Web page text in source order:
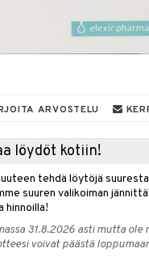
ARVOSTELU
löydöt kotiin!
tehdä löytöjä
suuren valikoiman
hinnoilla!
31.8.2026 asti mutta ole
voivat päästä